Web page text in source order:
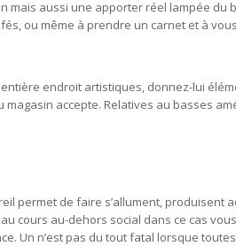
mais aussi une apporter réel lampée du
ou même à prendre un carnet et à
endroit artistiques, donnez-lui
accepte. Relatives au basses
permet de faire s’allument, produisent
cours au-dehors social dans ce cas
Un n’est pas du tout fatal lorsque